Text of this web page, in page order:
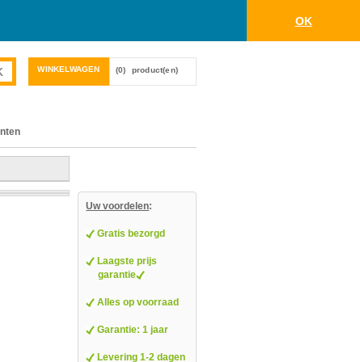
OK
WINKELWAGEN (0) product(en)
Uw voordelen:
Gratis bezorgd
Laagste prijs
garantie
Alles op voorraad
Garantie: 1 jaar
Levering 1-2 dagen